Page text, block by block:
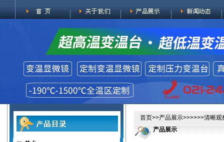
首页>>产品展示>>>>>>清晰观
产品展示